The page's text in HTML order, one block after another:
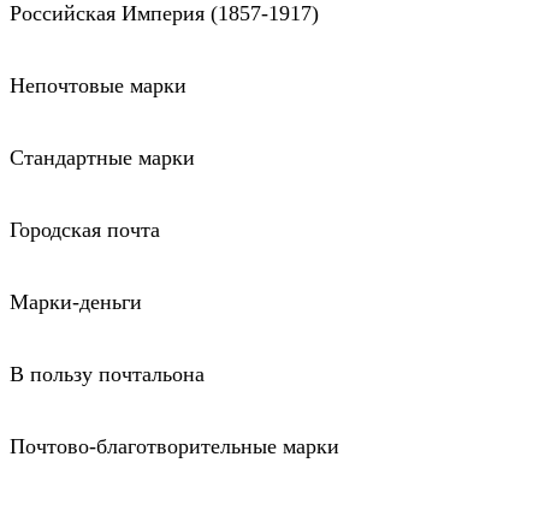
Российская Империя (1857-1917)
Непочтовые марки
Стандартные марки
Городская почта
Марки-деньги
В пользу почтальона
Почтово-благотворительные марки